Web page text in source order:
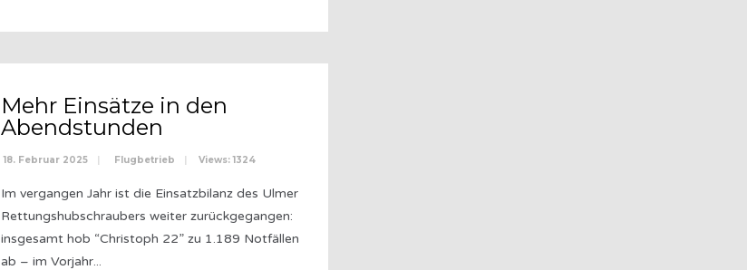
Mehr Einsätze in den
Abendstunden
18. Februar 2025 | Flugbetrieb | Views: 1324
Im vergangen Jahr ist die Einsatzbilanz des Ulmer
Rettungshubschraubers weiter zurückgegangen:
insgesamt hob “Christoph 22” zu 1.189 Notfällen
ab – im Vorjahr...